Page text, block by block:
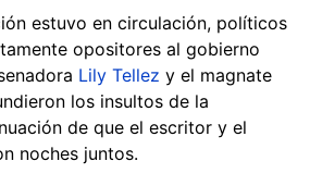
estuvo en circulación, políticos
opositores al gobierno
Lily Tellez y el magnate
los insultos de la
de que el escritor y el
noches juntos.